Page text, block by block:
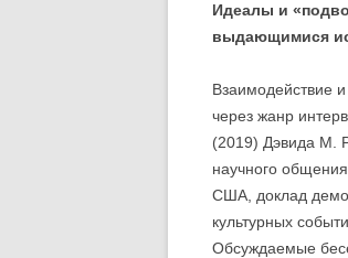
Идеалы и
выдающимися
Взаимодействие
через жанр
(2019) Дэвида М.
научного
США, доклад
культурных
Обсуждаемые